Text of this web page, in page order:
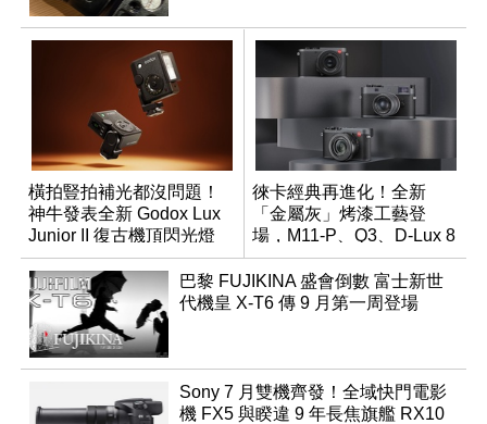
橫拍豎拍補光都沒問題！
神牛發表全新 Godox Lux
Junior II 復古機頂閃光燈
徠卡經典再進化！全新
「金屬灰」烤漆工藝登
場，M11-P、Q3、D-Lux 8
領銜換裝
巴黎 FUJIKINA 盛會倒數 富士新世
代機皇 X-T6 傳 9 月第一周登場
Sony 7 月雙機齊發！全域快門電影
機 FX5 與睽違 9 年長焦旗艦 RX10